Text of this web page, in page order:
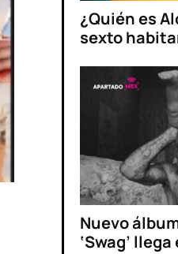
¿Quién es
sexto
Nuevo
‘Swag’